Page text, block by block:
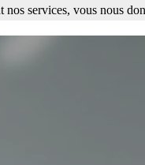
vous nous donnez
services, vous nous